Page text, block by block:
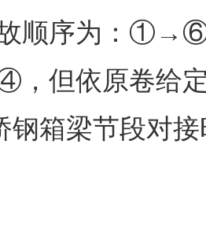
顺序为：
依原卷给定
钢箱梁节段对